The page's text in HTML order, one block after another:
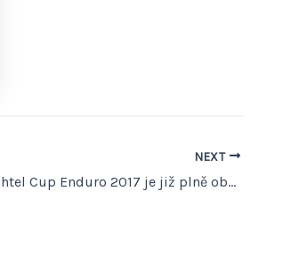
NEXT
Fichtel Cup Enduro 2017 je již plně obsazen!